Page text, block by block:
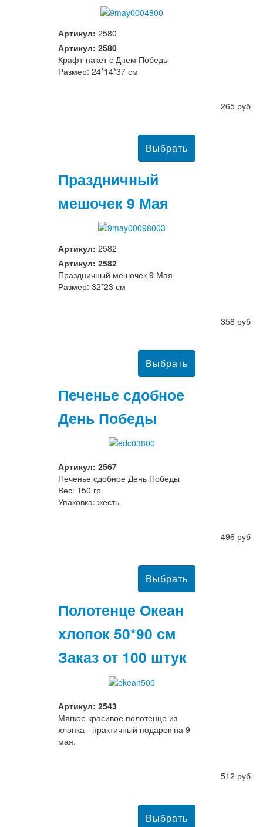
Артикул: 2580
Артикул: 2580
Крафт-пакет с Днем Победы
Размер: 24*14*37 см
265 руб
Праздничный
мешочек 9 Мая
Артикул: 2582
Артикул: 2582
Праздничный мешочек 9 Мая
Размер: 32*23 см
358 руб
Печенье сдобное
День Победы
Артикул: 2567
Печенье сдобное День Победы
Вес: 150 гр
Упаковка: жесть
496 руб
Полотенце Океан
хлопок 50*90 см
Заказ от 100 штук
Артикул: 2543
Мягкое красивое полотенце из
хлопка - практичный подарок на 9
мая.
512 руб